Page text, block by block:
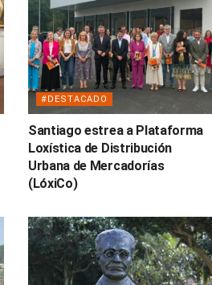
#DESTACADO
Santiago estrea a Plataforma
Loxística de Distribución
Urbana de Mercadorías
(LóxiCo)